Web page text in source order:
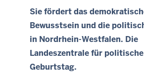
r
2
0
2
1
g
4
.
O
k
Sie fördert das
Bewusstsein und die
in Nordrhein-Westfalen. Die
Landeszentrale für
Geburtstag.